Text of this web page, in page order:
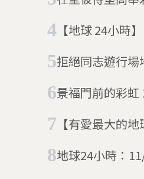
【地球 24小時】10/31 融
拒絕同志遊行場
景福門前的彩虹 10/28這天的地球24
【有愛最大的
地球24小時：